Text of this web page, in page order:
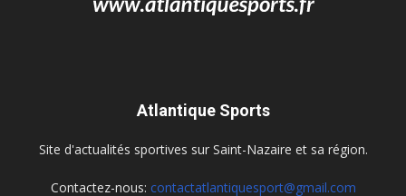
Atlantique Sports
Site d'actualités sportives sur Saint-Nazaire et sa région.
Contactez-nous: contactatlantiquesport@gmail.com